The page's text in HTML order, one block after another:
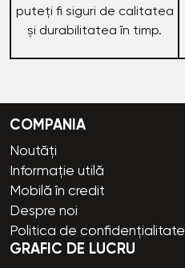
puteți fi siguri de calitatea
și durabilitatea în timp.
COMPANIA
Noutăți
Informație utilă
Mobilă în credit
Despre noi
Politica de confidențialitate
GRAFIC DE LUCRU